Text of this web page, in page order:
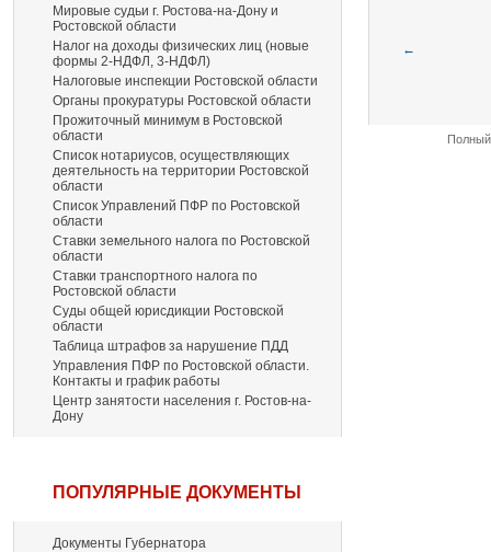
Мировые судьи г. Ростова-на-Дону и
Ростовской области
Налог на доходы физических лиц (новые
формы 2-НДФЛ, 3-НДФЛ)
Налоговые инспекции Ростовской области
Органы прокуратуры Ростовской области
Прожиточный минимум в Ростовской
области
Список нотариусов, осуществляющих
деятельность на территории Ростовской
области
Список Управлений ПФР по Ростовской
области
Ставки земельного налога по Ростовской
области
Ставки транспортного налога по
Ростовской области
Суды общей юрисдикции Ростовской
области
Таблица штрафов за нарушение ПДД
Управления ПФР по Ростовской области.
Контакты и график работы
Центр занятости населения г. Ростов-на-
Дону
ПОПУЛЯРНЫЕ ДОКУМЕНТЫ
Документы Губернатора
←